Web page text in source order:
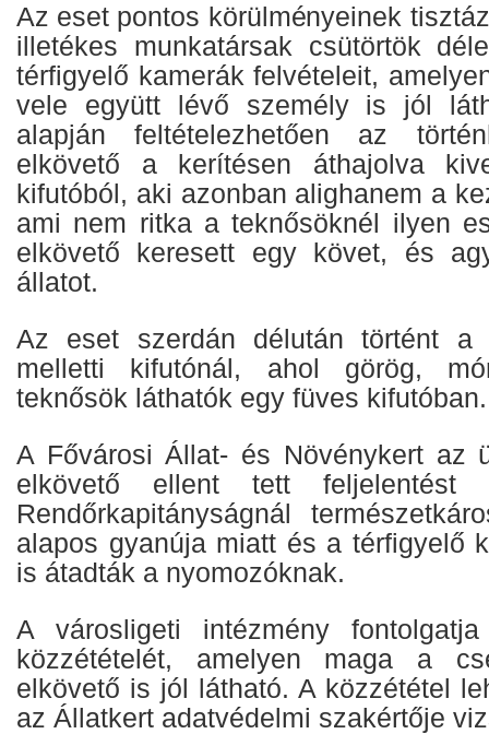
Az eset pontos körülményeinek
illetékes munkatársak csütörtök
térfigyelő kamerák felvételeit,
vele együtt lévő személy is jól
alapján feltételezhetően az
elkövető a kerítésen áthajolva
kifutóból, aki azonban alighanem a
ami nem ritka a teknősöknél ilyen
elkövető keresett egy követ, és
állatot.
Az eset szerdán délután történt a
melletti kifutónál, ahol görög,
teknősök láthatók egy füves kifutóban.
A Fővárosi Állat- és Növénykert az
elkövető ellent tett
Rendőrkapitányságnál
alapos gyanúja miatt és a térfigyelő
is átadták a nyomozóknak.
A városligeti intézmény
közzétételét, amelyen maga a
elkövető is jól látható. A közzététel
az Állatkert adatvédelmi szakértője